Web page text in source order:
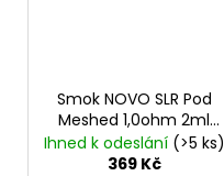
Smok NOVO SLR Pod
Meshed 1,0ohm 2ml
3ks
Ihned k odeslání (>5 ks)
369 Kč